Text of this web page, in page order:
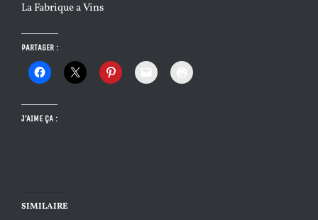
La Fabrique a Vins
PARTAGER :
J’AIME ÇA :
SIMILAIRE